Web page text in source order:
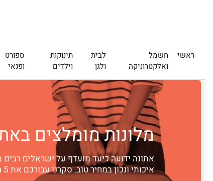
ראשי
חשמל
ואלקטרוניקה
לבית
ולגן
תינוקות
וילדים
ספורט
ופנאי
מלונות מומלצים באתונה: 5 המלונות הטובים
אתונה ידועה כיעד מועדף על ישראלים
איכותי ונכון במחיר טוב. סקרנו עבורכם את 5 המלונות הטובים ביותר באתונה ביחס של ערך לכסף, והגענו למסקנות מעניינות